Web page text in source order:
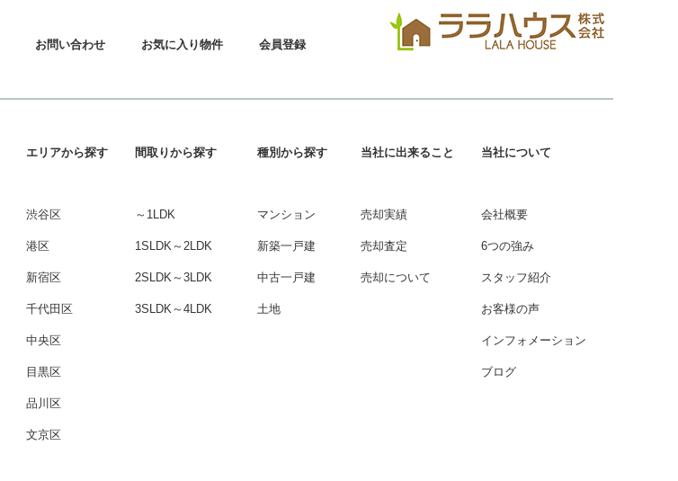
お問い合わせ お気に入り物件 会員登録
エリアから探す
渋谷区
港区
新宿区
千代田区
中央区
目黒区
品川区
文京区
間取りから探す
～1LDK
1SLDK～2LDK
2SLDK～3LDK
3SLDK～4LDK
種別から探す
マンション
新築一戸建
中古一戸建
土地
当社に出来ること
売却実績
売却査定
売却について
当社について
会社概要
6つの強み
スタッフ紹介
お客様の声
インフォメーション
ブログ